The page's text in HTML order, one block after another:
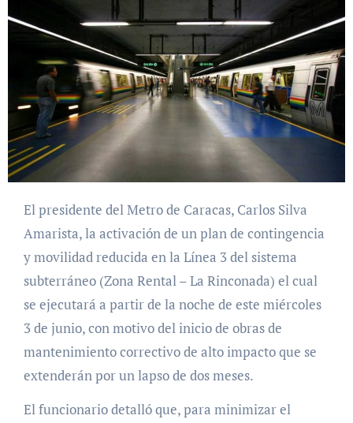
El presidente del Metro de Caracas, Carlos Silva
Amarista, la activación de un plan de contingencia
y movilidad reducida en la Línea 3 del sistema
subterráneo (Zona Rental – La Rinconada) el cual
se ejecutará a partir de la noche de este miércoles
3 de junio, con motivo del inicio de obras de
mantenimiento correctivo de alto impacto que se
extenderán por un lapso de dos meses.
El funcionario detalló que, para minimizar el